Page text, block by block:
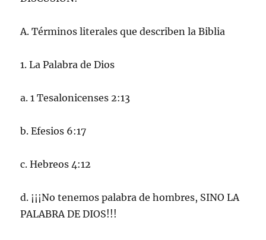
A. Términos literales que describen la Biblia
1. La Palabra de Dios
a. 1 Tesalonicenses 2:13
b. Efesios 6:17
c. Hebreos 4:12
d. ¡¡¡No tenemos palabra de hombres, SINO LA
PALABRA DE DIOS!!!